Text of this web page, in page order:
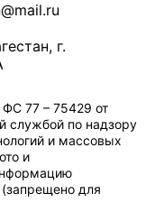
г.
77 – 75429 от
службой по надзору
и массовых
и
для